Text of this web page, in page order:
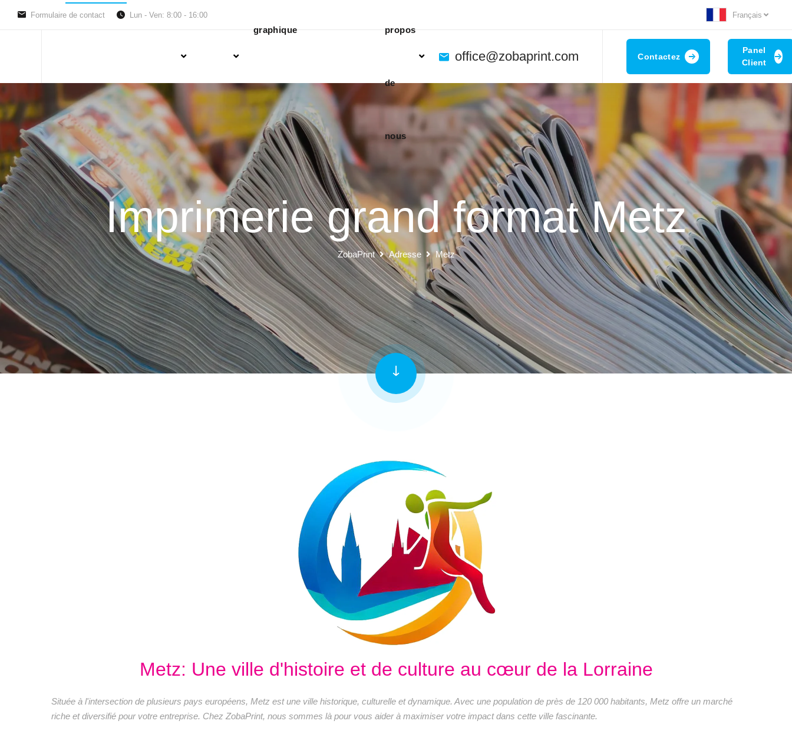
Formulaire de contact Lun - Ven: 8:00 - 16:00 Français
graphique propos
de
nous
office@zobaprint.com Contactez
Panel
Client
Imprimerie grand format Metz
ZobaPrint Adresse Metz
Metz: Une ville d'histoire et de culture au cœur de la Lorraine
Située à l'intersection de plusieurs pays européens, Metz est une ville historique, culturelle et dynamique. Avec une population de près de 120 000 habitants, Metz offre un marché
riche et diversifié pour votre entreprise. Chez ZobaPrint, nous sommes là pour vous aider à maximiser votre impact dans cette ville fascinante.